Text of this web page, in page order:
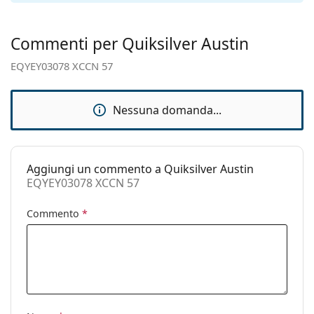
montatura:
Larghezza
montatura:
130 mm
Lunghezza asta
145 mm
Ponte:
17 mm
regolabili:
No
molla:
Sì
Commenti per Quiksilver Austin
EQYEY03078 XCCN 57
Nessuna domanda...
Aggiungi un commento a Quiksilver Austin
EQYEY03078 XCCN 57
Commento *